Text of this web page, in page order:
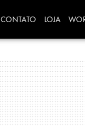
CONTATO LOJA